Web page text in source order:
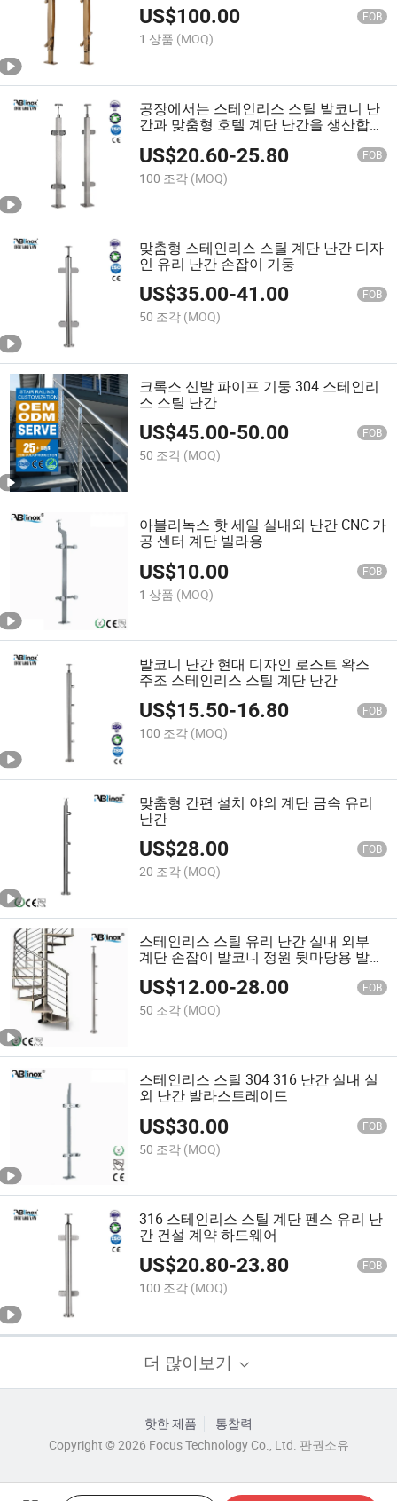
US$100.00 FOB
1 상품 (MOQ)
공장에서는 스테인리스 스틸 발코니 난
간과 맞춤형 호텔 계단 난간을 생산합니
US$20.60-25.80 FOB
100 조각 (MOQ)
맞춤형 스테인리스 스틸 계단 난간 디자
인 유리 난간 손잡이 기둥
US$35.00-41.00 FOB
50 조각 (MOQ)
크록스 신발 파이프 기둥 304 스테인리
스 스틸 난간
US$45.00-50.00 FOB
50 조각 (MOQ)
아블리녹스 핫 세일 실내외 난간 CNC 가
공 센터 계단 빌라용
US$10.00 FOB
1 상품 (MOQ)
발코니 난간 현대 디자인 로스트 왁스
주조 스테인리스 스틸 계단 난간
US$15.50-16.80 FOB
100 조각 (MOQ)
맞춤형 간편 설치 야외 계단 금속 유리
난간
US$28.00 FOB
20 조각 (MOQ)
스테인리스 스틸 유리 난간 실내 외부
계단 손잡이 발코니 정원 뒷마당용 발라
스트레이트
US$12.00-28.00 FOB
50 조각 (MOQ)
스테인리스 스틸 304 316 난간 실내 실
외 난간 발라스트레이드
US$30.00 FOB
50 조각 (MOQ)
316 스테인리스 스틸 계단 펜스 유리 난
간 건설 계약 하드웨어
US$20.80-23.80 FOB
100 조각 (MOQ)
더 많이보기
핫한 제품
통찰력
Copyright © 2026 Focus Technology Co., Ltd. 판권소유